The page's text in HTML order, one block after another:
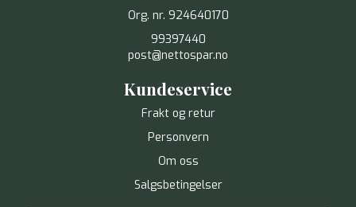
Org. nr. 924640170
99397440
post@nettospar.no
Kundeservice
Frakt og retur
Personvern
Om oss
Salgsbetingelser